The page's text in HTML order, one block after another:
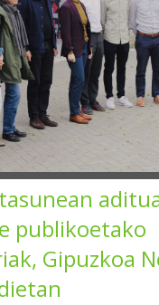
publikoetako
Gipuzkoa